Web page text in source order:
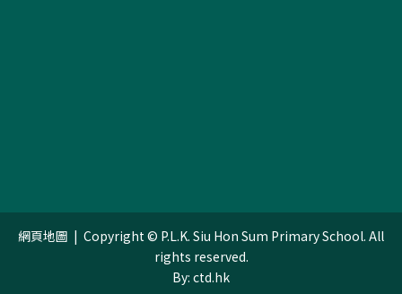
網頁地圖 | Copyright © P.L.K. Siu Hon Sum Primary School. All
rights reserved.
By: ctd.hk